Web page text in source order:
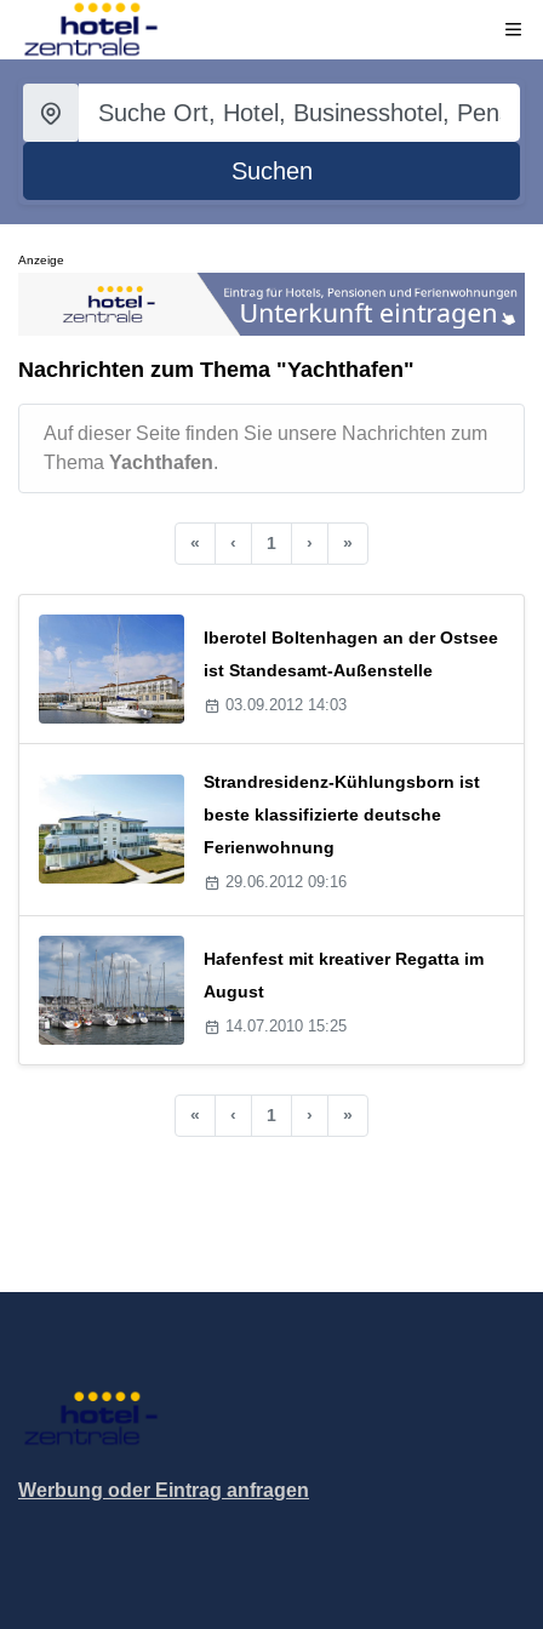
Suchen
Anzeige
Nachrichten zum Thema "Yachthafen"
Auf dieser Seite finden Sie unsere Nachrichten zum
Thema Yachthafen.
« ‹ 1 › »
Iberotel Boltenhagen an der Ostsee
ist Standesamt-Außenstelle
03.09.2012 14:03
Strandresidenz-Kühlungsborn ist
beste klassifizierte deutsche
Ferienwohnung
29.06.2012 09:16
Hafenfest mit kreativer Regatta im
August
14.07.2010 15:25
« ‹ 1 › »
Werbung oder Eintrag anfragen